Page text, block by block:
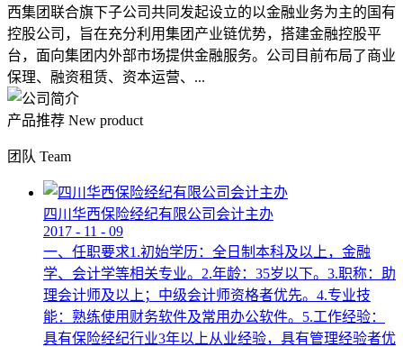
西集团联合旗下子公司共同发起设立的以金融业务为主的国有
控股公司，旨在充分利用集团产业链优势，搭建金融控股平
台，面向集团内外部市场提供金融服务。公司目前布局了商业
保理、融资租赁、资本运营、...
产品推荐 New product
团队 Team
四川华西保险经纪有限公司会计主办
2017 - 11 - 09
一、任职要求1.初始学历：全日制本科及以上，金融
学、会计学等相关专业。2.年龄：35岁以下。3.职称：助
理会计师及以上；中级会计师资格者优先。4.专业技
能：熟练使用财务软件及常用办公软件。5.工作经验：
具有保险经纪行业3年以上从业经验，具有管理经验者优